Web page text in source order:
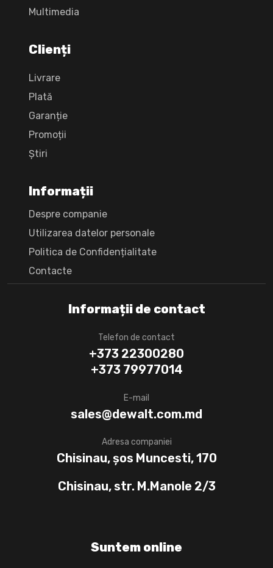
Informații de contact
Telefon de contact
+373 22300280
+373 79977014
E-mail
sales@dewalt.com.md
Adresa companiei
Chisinau, șos Muncesti, 170
Chisinau, str. M.Manole 2/3
Multimedia
Clienți
Livrare
Plată
Garanție
Promoții
Știri
Informații
Despre companie
Utilizarea datelor personale
Politica de Confidențialitate
Сontacte
Suntem online